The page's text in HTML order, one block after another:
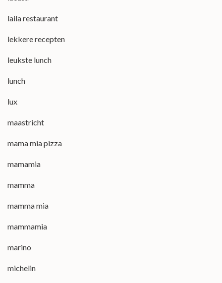
laila restaurant
lekkere recepten
leukste lunch
lunch
lux
maastricht
mama mia pizza
mamamia
mamma
mamma mia
mammamia
marino
michelin